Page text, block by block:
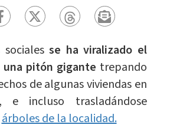
sociales se ha viralizado el
pitón gigante trepando
de algunas viviendas en
e incluso trasladándose
árboles de la localidad.